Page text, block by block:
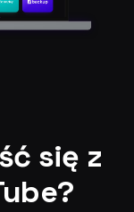
się z